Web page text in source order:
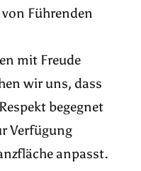
Führenden
mit Freude
wir uns, dass
begegnet
Verfügung
anpasst.